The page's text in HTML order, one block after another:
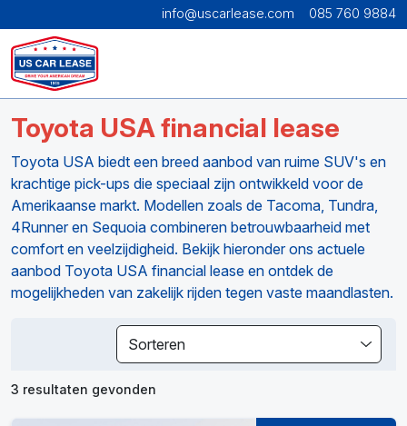
info@uscarlease.com 085 760 9884
Toyota USA financial lease
Toyota USA biedt een breed aanbod van ruime SUV's en
krachtige pick-ups die speciaal zijn ontwikkeld voor de
Amerikaanse markt. Modellen zoals de Tacoma, Tundra,
4Runner en Sequoia combineren betrouwbaarheid met
comfort en veelzijdigheid. Bekijk hieronder ons actuele
aanbod Toyota USA financial lease en ontdek de
mogelijkheden van zakelijk rijden tegen vaste maandlasten.
Sorteren
3 resultaten gevonden